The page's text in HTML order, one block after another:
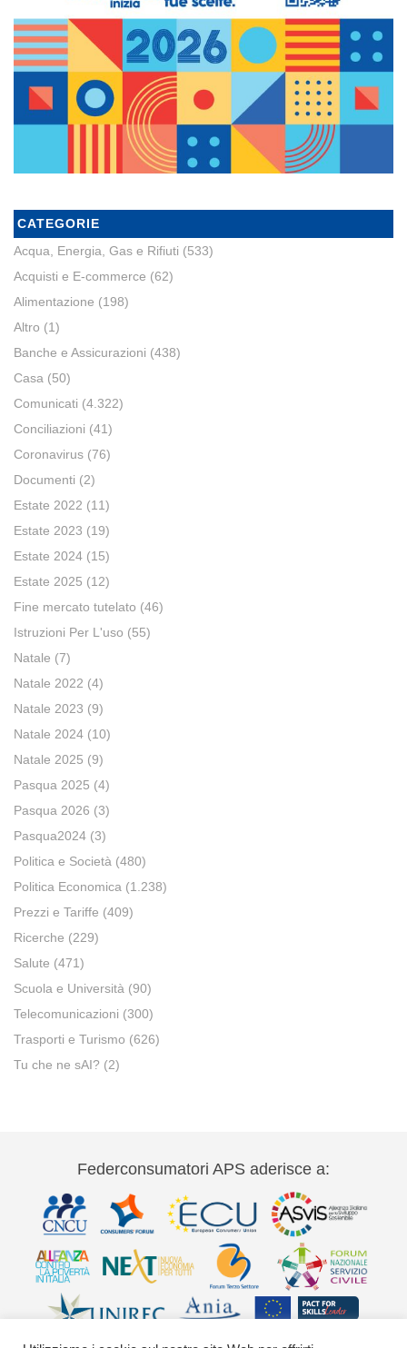
CATEGORIE
Acqua, Energia, Gas e Rifiuti (533)
Acquisti e E-commerce (62)
Alimentazione (198)
Altro (1)
Banche e Assicurazioni (438)
Casa (50)
Comunicati (4.322)
Conciliazioni (41)
Coronavirus (76)
Documenti (2)
Estate 2022 (11)
Estate 2023 (19)
Estate 2024 (15)
Estate 2025 (12)
Fine mercato tutelato (46)
Istruzioni Per L'uso (55)
Natale (7)
Natale 2022 (4)
Natale 2023 (9)
Natale 2024 (10)
Natale 2025 (9)
Pasqua 2025 (4)
Pasqua 2026 (3)
Pasqua2024 (3)
Politica e Società (480)
Politica Economica (1.238)
Prezzi e Tariffe (409)
Ricerche (229)
Salute (471)
Scuola e Università (90)
Telecomunicazioni (300)
Trasporti e Turismo (626)
Tu che ne sAI? (2)
Federconsumatori APS aderisce a: